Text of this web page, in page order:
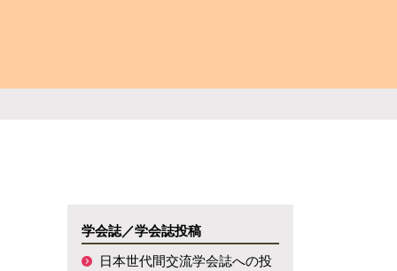
学会誌／学会誌投稿
日本世代間交流学会誌への投